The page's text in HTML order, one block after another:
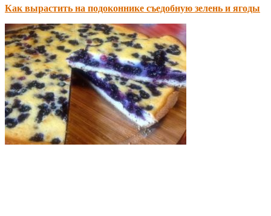
Как вырастить на подоконнике съедобную зелень и ягоды